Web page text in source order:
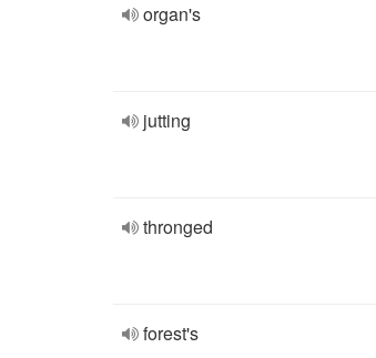
organ's
jutting
thronged
forest's